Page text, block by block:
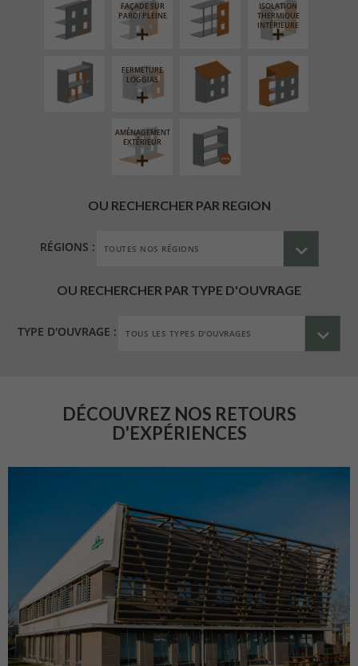
FAÇADE SUR
PAROI PLEINE
ISOLATION
THERMIQUE
INTÉRIEURE
RÉAMÉNAGEMENT
INTÉRIEUR
FERMETURE
LOGGIAS
RÉFECTION DES
TOITURES
SURÉLÉVATION
EXTENSION
AMÉNAGEMENT
EXTÉRIEUR
PROCÉDÉ
PARTICULIER
OU RECHERCHER PAR REGION
RÉGIONS :
OU RECHERCHER PAR TYPE D'OUVRAGE
TYPE D'OUVRAGE :
DÉCOUVREZ NOS RETOURS
D'EXPÉRIENCES